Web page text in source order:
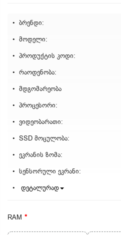
ბრენდი:
მოდელი:
პროდუქტის კოდი:
რაოდენობა:
მდგომარეობა
პროცესორი:
ვიდეობარათი:
SSD მოცულობა:
ეკრანის ზომა:
სენსორული ეკრანი:
დეტალურად
RAM